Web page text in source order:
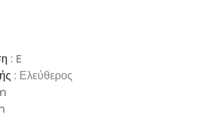
: E
: Ελεύθερος